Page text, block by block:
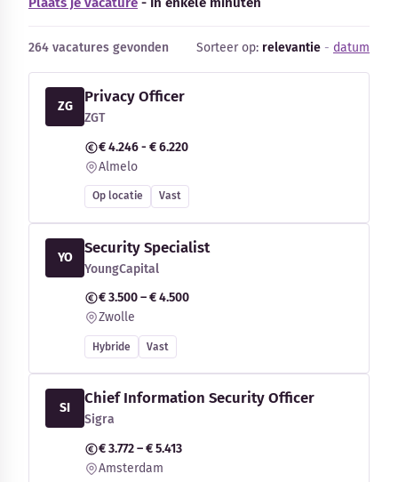
Auteurs
264 vacatures gevonden Sorteer op: relevantie - datum
ZG
Privacy Officer
ZGT
€ 4.246 - € 6.220
Almelo
Op locatie Vast
YO
Security Specialist
YoungCapital
€ 3.500 – € 4.500
Zwolle
Hybride Vast
SI
Chief Information Security Officer
Sigra
€ 3.772 – € 5.413
Amsterdam